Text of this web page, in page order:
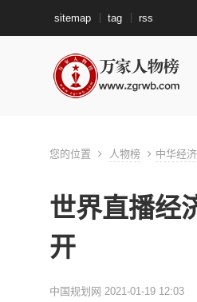
sitemap tag rss
您的位置 人物榜 中华经
世界直播经
开
中国规划网 2021-01-19 12:03